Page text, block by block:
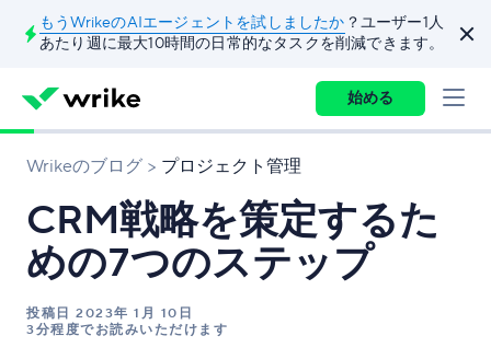
もうWrikeのAIエージェントを試しましたか ？ユーザー1人
あたり週に最大10時間の日常的なタスクを削減できます。
始める
Wrikeのブログ プロジェクト管理
CRM戦略を策定するた
めの7つのステップ
投稿日 2023年 1月 10日
3分程度でお読みいただけます